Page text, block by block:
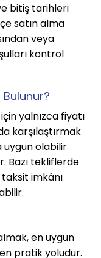
bitiş tarihleri
satın alma
veya
kontrol
Bulunur?
yalnızca fiyatı
karşılaştırmak
uygun olabilir
Bazı tekliflerde
imkânı
en uygun
pratik yoludur.